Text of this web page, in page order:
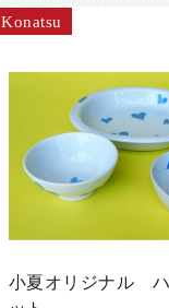
Konatsu
小夏オリジナル